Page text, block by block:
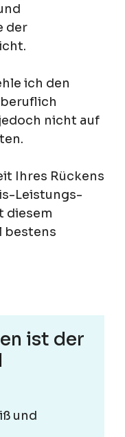
der
ich den
nicht auf
Ihres Rückens
Leistungs-
diesem
bestens
ist der
und